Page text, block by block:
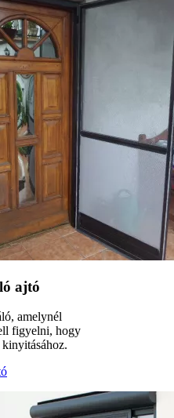
ajtó
amelynél
figyelni, hogy